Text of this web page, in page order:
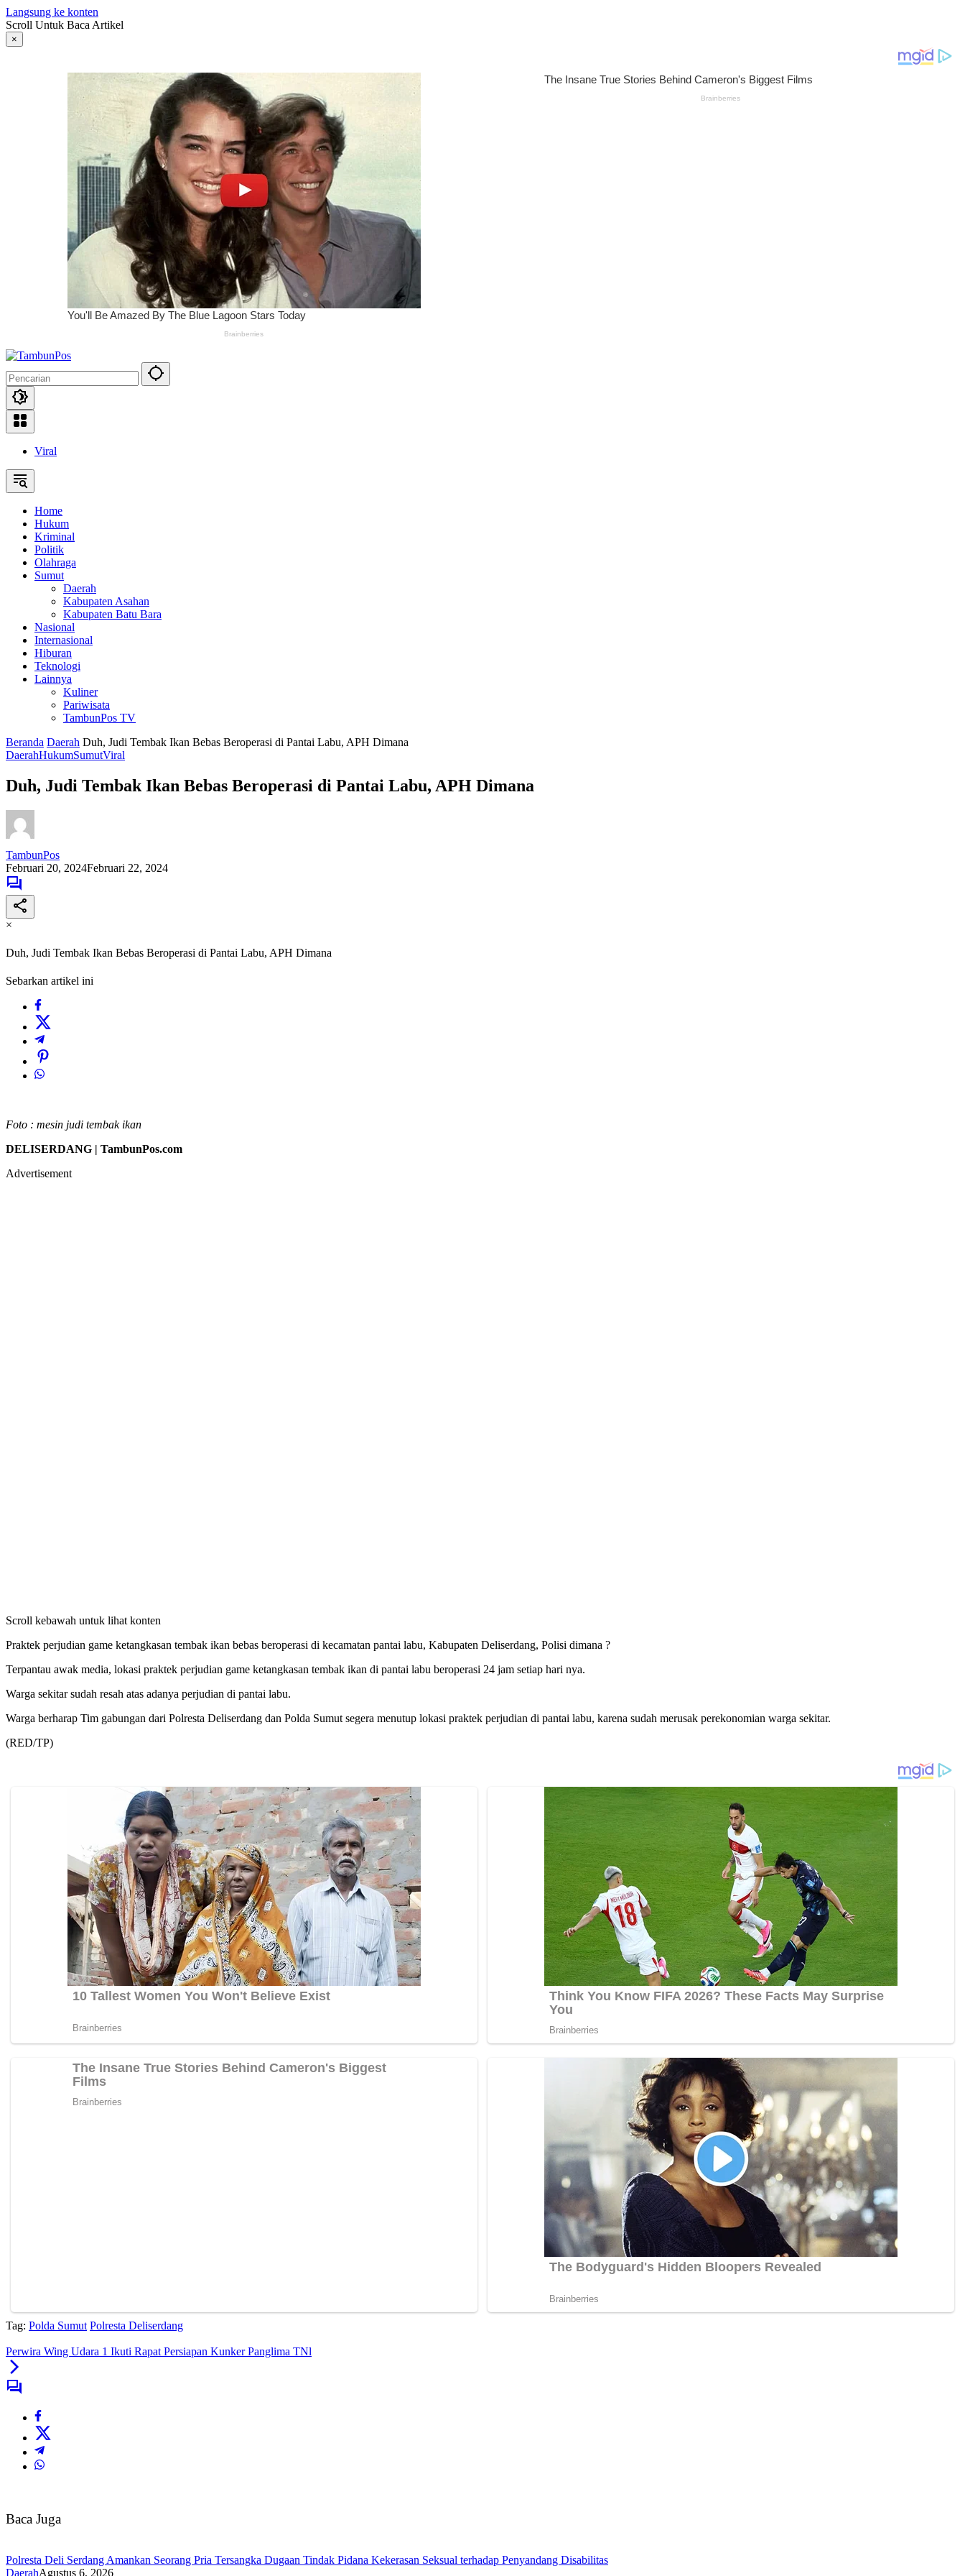
Langsung ke konten
Scroll Untuk Baca Artikel
×
Viral
Home
Hukum
Kriminal
Politik
Olahraga
Sumut
Daerah
Kabupaten Asahan
Kabupaten Batu Bara
Nasional
Internasional
Hiburan
Teknologi
Lainnya
Kuliner
Pariwisata
TambunPos TV
Beranda Daerah Duh, Judi Tembak Ikan Bebas Beroperasi di Pantai Labu, APH Dimana
DaerahHukumSumutViral
Duh, Judi Tembak Ikan Bebas Beroperasi di Pantai Labu, APH Dimana
TambunPos
Februari 20, 2024Februari 22, 2024
×
Duh, Judi Tembak Ikan Bebas Beroperasi di Pantai Labu, APH Dimana
Sebarkan artikel ini
Foto : mesin judi tembak ikan
DELISERDANG | TambunPos.com
Advertisement
Scroll kebawah untuk lihat konten
Praktek perjudian game ketangkasan tembak ikan bebas beroperasi di kecamatan pantai labu, Kabupaten Deliserdang, Polisi dimana ?
Terpantau awak media, lokasi praktek perjudian game ketangkasan tembak ikan di pantai labu beroperasi 24 jam setiap hari nya.
Warga sekitar sudah resah atas adanya perjudian di pantai labu.
Warga berharap Tim gabungan dari Polresta Deliserdang dan Polda Sumut segera menutup lokasi praktek perjudian di pantai labu, karena sudah merusak perekonomian warga sekitar.
(RED/TP)
Tag: Polda Sumut Polresta Deliserdang
Perwira Wing Udara 1 Ikuti Rapat Persiapan Kunker Panglima TNl
Baca Juga
Polresta Deli Serdang Amankan Seorang Pria Tersangka Dugaan Tindak Pidana Kekerasan Seksual terhadap Penyandang Disabilitas
DaerahAgustus 6, 2026